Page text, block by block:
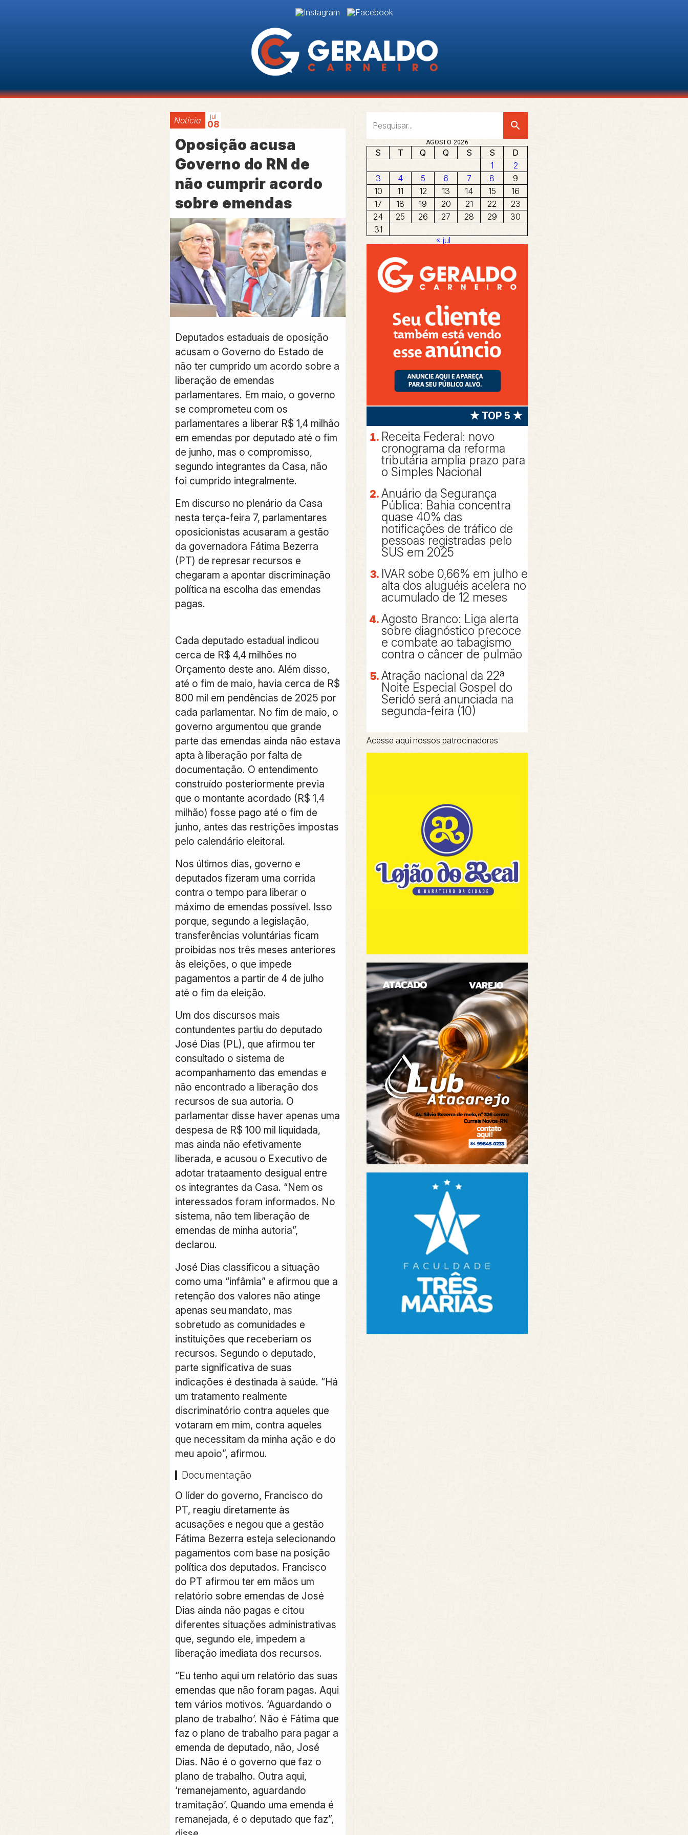
Notícia 08
jul
Oposição acusa
Governo do RN de
não cumprir acordo
sobre emendas
Deputados estaduais de oposição
acusam o Governo do Estado de
não ter cumprido um acordo sobre a
liberação de emendas
parlamentares. Em maio, o governo
se comprometeu com os
parlamentares a liberar R$ 1,4 milhão
em emendas por deputado até o fim
de junho, mas o compromisso,
segundo integrantes da Casa, não
foi cumprido integralmente.
Em discurso no plenário da Casa
nesta terça-feira 7, parlamentares
oposicionistas acusaram a gestão
da governadora Fátima Bezerra
(PT) de represar recursos e
chegaram a apontar discriminação
política na escolha das emendas
pagas.
Cada deputado estadual indicou
cerca de R$ 4,4 milhões no
Orçamento deste ano. Além disso,
até o fim de maio, havia cerca de R$
800 mil em pendências de 2025 por
cada parlamentar. No fim de maio, o
governo argumentou que grande
parte das emendas ainda não estava
apta à liberação por falta de
documentação. O entendimento
construído posteriormente previa
que o montante acordado (R$ 1,4
milhão) fosse pago até o fim de
junho, antes das restrições impostas
pelo calendário eleitoral.
Nos últimos dias, governo e
deputados fizeram uma corrida
contra o tempo para liberar o
máximo de emendas possível. Isso
porque, segundo a legislação,
transferências voluntárias ficam
proibidas nos três meses anteriores
às eleições, o que impede
pagamentos a partir de 4 de julho
até o fim da eleição.
Um dos discursos mais
contundentes partiu do deputado
José Dias (PL), que afirmou ter
consultado o sistema de
acompanhamento das emendas e
não encontrado a liberação dos
recursos de sua autoria. O
parlamentar disse haver apenas uma
despesa de R$ 100 mil liquidada,
mas ainda não efetivamente
liberada, e acusou o Executivo de
adotar trataamento desigual entre
os integrantes da Casa. “Nem os
interessados foram informados. No
sistema, não tem liberação de
emendas de minha autoria”,
declarou.
José Dias classificou a situação
como uma “infâmia” e afirmou que a
retenção dos valores não atinge
apenas seu mandato, mas
sobretudo as comunidades e
instituições que receberiam os
recursos. Segundo o deputado,
parte significativa de suas
indicações é destinada à saúde. “Há
um tratamento realmente
discriminatório contra aqueles que
votaram em mim, contra aqueles
que necessitam da minha ação e do
meu apoio”, afirmou.
Documentação
O líder do governo, Francisco do
PT, reagiu diretamente às
acusações e negou que a gestão
Fátima Bezerra esteja selecionando
pagamentos com base na posição
política dos deputados. Francisco
do PT afirmou ter em mãos um
relatório sobre emendas de José
Dias ainda não pagas e citou
diferentes situações administrativas
que, segundo ele, impedem a
liberação imediata dos recursos.
“Eu tenho aqui um relatório das suas
emendas que não foram pagas. Aqui
tem vários motivos. ‘Aguardando o
plano de trabalho’. Não é Fátima que
faz o plano de trabalho para pagar a
emenda de deputado, não, José
Dias. Não é o governo que faz o
plano de trabalho. Outra aqui,
‘remanejamento, aguardando
tramitação’. Quando uma emenda é
remanejada, é o deputado que faz”,
search
AGOSTO 2026
S T Q Q S S
D
1
2
3
4 5 6 7 8
9
10
11 12 13 14 15
16
17
18 19 20 21 22
23
24
25 26 27 28 29
30
31
« jul
★ TOP 5 ★
Receita Federal: novo
cronograma da reforma
tributária amplia prazo para
o Simples Nacional
Anuário da Segurança
Pública: Bahia concentra
quase 40% das
notificações de tráfico de
pessoas registradas pelo
SUS em 2025
IVAR sobe 0,66% em julho e
alta dos aluguéis acelera no
acumulado de 12 meses
Agosto Branco: Liga alerta
sobre diagnóstico precoce
e combate ao tabagismo
contra o câncer de pulmão
Atração nacional da 22ª
Noite Especial Gospel do
Seridó será anunciada na
segunda-feira (10)
Acesse aqui nossos patrocinadores